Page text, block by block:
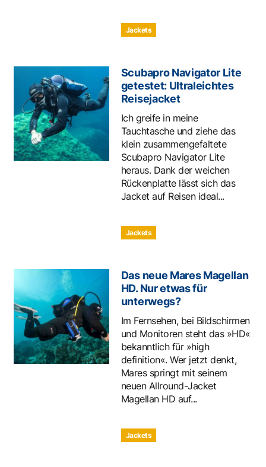
Jackets
Scubapro Navigator Lite
getestet: Ultraleichtes
Reisejacket
Ich greife in meine
Tauchtasche und ziehe das
klein zusammengefaltete
Scubapro Navigator Lite
heraus. Dank der weichen
Rückenplatte lässt sich das
Jacket auf Reisen ideal...
Jackets
Das neue Mares Magellan
HD. Nur etwas für
unterwegs?
Im Fernsehen, bei Bildschirmen
und Monitoren steht das »HD«
bekanntlich für »high
definition«. Wer jetzt denkt,
Mares springt mit seinem
neuen Allround-Jacket
Magellan HD auf...
Jackets